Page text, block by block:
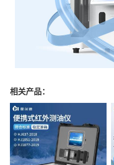
相关产品：